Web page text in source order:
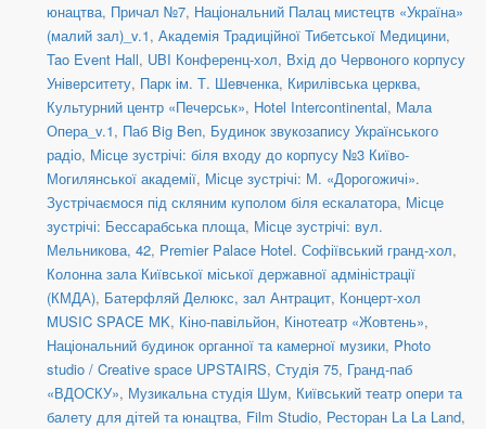
юнацтва, Причал №7, Національний Палац мистецтв «Україна»
(малий зал)_v.1, Академія Традиційної Тибетської Медицини,
Tao Event Hall, UBI Конференц-хол, Вхід до Червоного корпусу
Університету, Парк ім. Т. Шевченка, Кирилівська церква,
Культурний центр «Печерськ», Hotel Intercontinental, Мала
Опера_v.1, Паб Big Ben, Будинок звукозапису Українського
радіо, Місце зустрічі: біля входу до корпусу №3 Київо-
Могилянської академії, Місце зустрічі: М. «Дорогожичі».
Зустрічаємося під скляним куполом біля ескалатора, Місце
зустрічі: Бессарабська площа, Місце зустрічі: вул.
Мельникова, 42, Premier Palace Hotel. Софіївський гранд-хол,
Колонна зала Київської міської державної адміністрації
(КМДА), Батерфляй Делюкс, зал Антрацит, Концерт-хол
MUSIC SPACE MK, Кіно-павільйон, Кінотеатр «Жовтень»,
Національний будинок органної та камерної музики, Photo
studio / Creative space UPSTAIRS, Студія 75, Гранд-паб
«ВДОСКУ», Музикальна студія Шум, Київський театр опери та
балету для дітей та юнацтва, Film Studio, Ресторан La La Land,